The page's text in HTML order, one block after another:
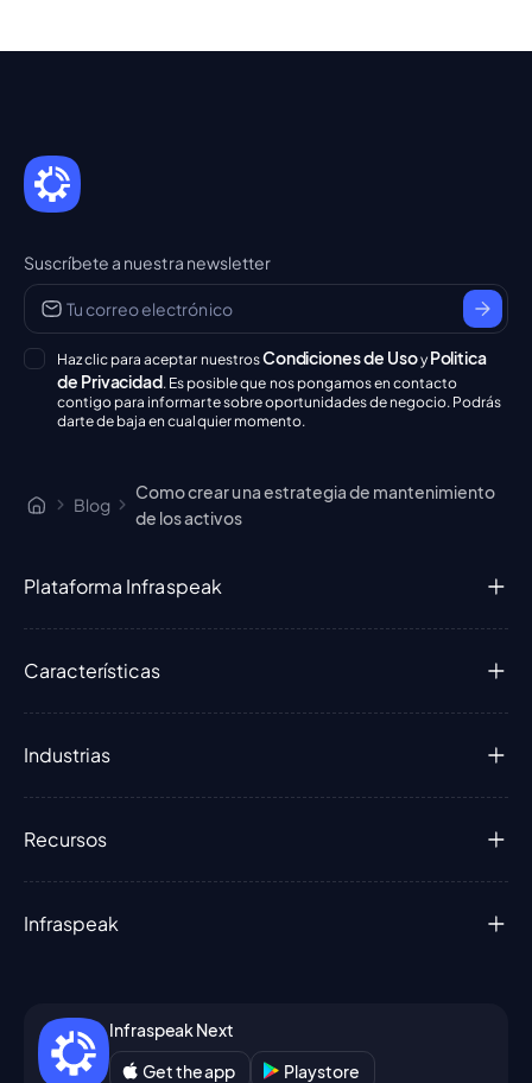
Suscríbete a nuestra newsletter
Haz clic para aceptar nuestrosCondiciones de Usoy Politica
de Privacidad. Es posible que nos pongamos en contacto
contigo para informarte sobre oportunidades de negocio. Podrás
darte de baja en cualquier momento.
Blog
Como crear una estrategia de mantenimiento
de los activos
Plataforma Infraspeak
Características
Industrias
Recursos
Infraspeak
Infraspeak Next
Get the app
Playstore